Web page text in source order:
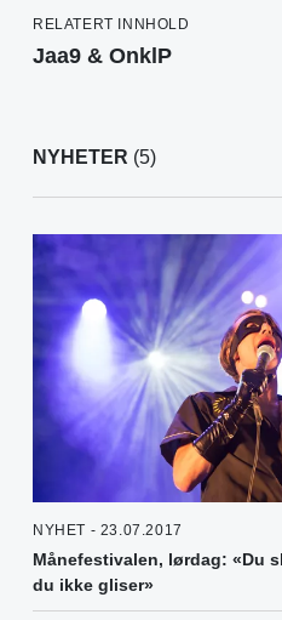
RELATERT INNHOLD
Jaa9 & OnklP
NYHETER (5)
NYHET - 23.07.2017
Månefestivalen, lørdag: «Du
du ikke gliser»